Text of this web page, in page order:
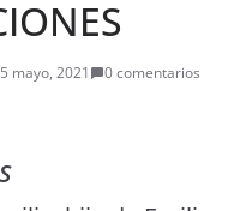
mayo, 2021 0 comentarios